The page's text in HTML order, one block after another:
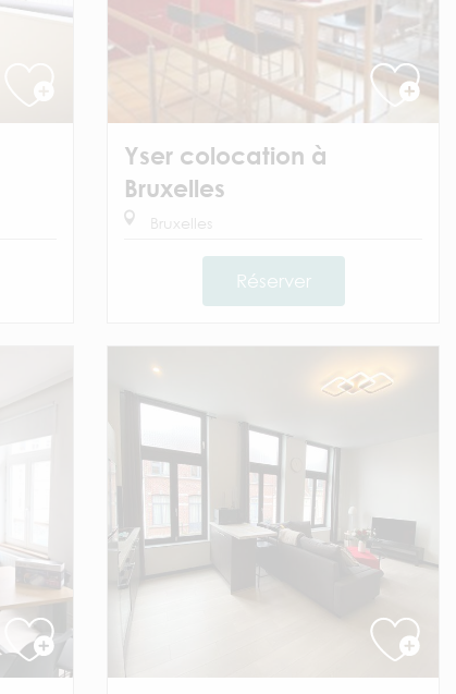
Yser colocation à
Bruxelles
Bruxelles
Réserver